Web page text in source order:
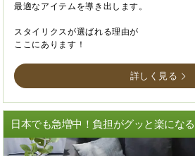
最適なアイテムを導き出します。
スタイリクスが選ばれる理由が
ここにあります！
詳しく見る
日本でも急増中！負担がグッと楽になる